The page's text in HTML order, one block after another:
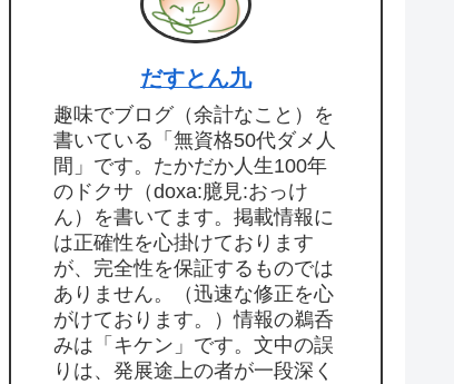
だすとん九
趣味でブログ（余計なこと）を
書いている「無資格50代ダメ人
間」です。たかだか人生100年
のドクサ（doxa:臆見:おっけ
ん）を書いてます。掲載情報に
は正確性を心掛けております
が、完全性を保証するものでは
ありません。（迅速な修正を心
がけております。）情報の鵜呑
みは「キケン」です。文中の誤
りは、発展途上の者が一段深く